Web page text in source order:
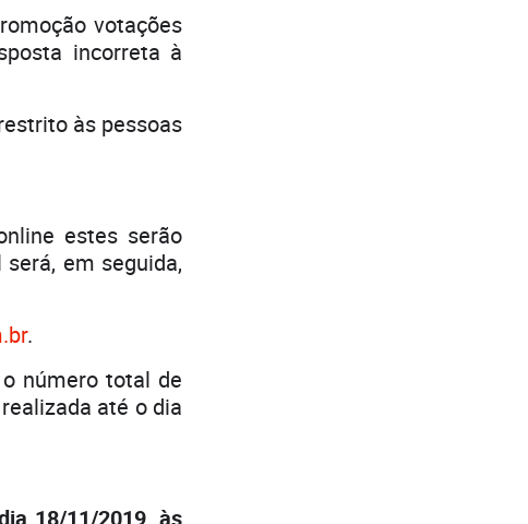
votações
incorreta à
às pessoas
estes serão
em seguida,
.
número total de
até o dia